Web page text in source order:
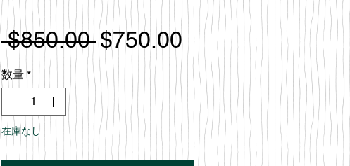
$850.00 通
常
価
格
$750.00セ
ー
ル
価
格
数量 *
在庫なし